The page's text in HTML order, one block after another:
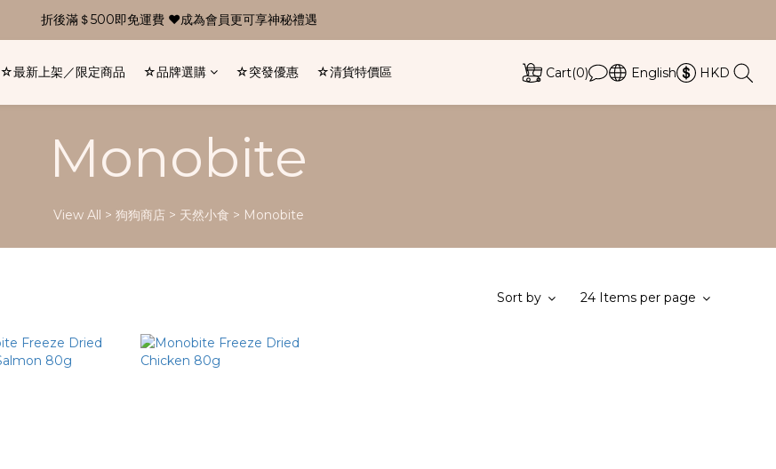
折後滿＄500即免運費 ❤成為會員更可享神秘禮遇
☆最新上架／限定商品 ☆品牌選購 ☆突發優惠 ☆清貨特價區 Cart(0) English HKD
Monobite
View All > 狗狗商店 > 天然小食 > Monobite
Sort by 24 Items per page